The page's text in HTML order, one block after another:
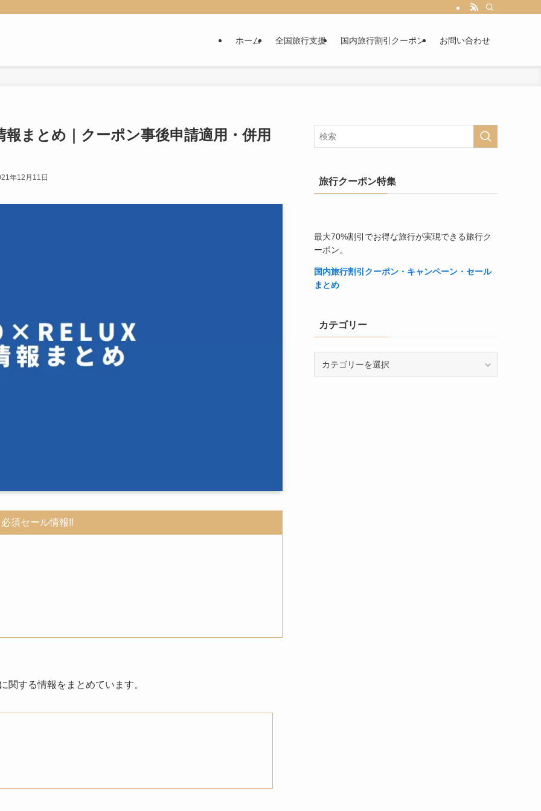
ホーム 全国旅行支援 国内旅行割引クーポン お問い合わせ
まとめ｜クーポン事後申請適用・併用
年12月11日
須セール情報!!
関する情報をまとめています。
旅行クーポン特集
最大70%割引でお得な旅行が実現できる旅行ク
ーポン。
国内旅行割引クーポン・キャンペーン・セール
まとめ
カテゴリー